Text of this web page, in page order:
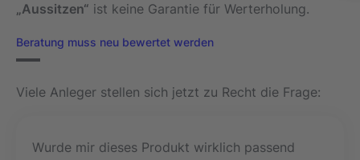
„Aussitzen“ ist keine Garantie für Werterholung.
Beratung muss neu bewertet werden
Viele Anleger stellen sich jetzt zu Recht die Frage:
Wurde mir dieses Produkt wirklich passend